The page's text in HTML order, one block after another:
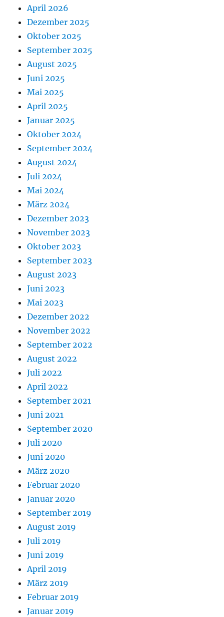
April 2026
Dezember 2025
Oktober 2025
September 2025
August 2025
Juni 2025
Mai 2025
April 2025
Januar 2025
Oktober 2024
September 2024
August 2024
Juli 2024
Mai 2024
März 2024
Dezember 2023
November 2023
Oktober 2023
September 2023
August 2023
Juni 2023
Mai 2023
Dezember 2022
November 2022
September 2022
August 2022
Juli 2022
April 2022
September 2021
Juni 2021
September 2020
Juli 2020
Juni 2020
März 2020
Februar 2020
Januar 2020
September 2019
August 2019
Juli 2019
Juni 2019
April 2019
März 2019
Februar 2019
Januar 2019